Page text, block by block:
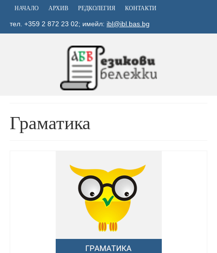
НАЧАЛО АРХИВ РЕДКОЛЕГИЯ КОНТАКТИ
тел. +359 2 872 23 02; имейл: ibl@ibl.bas.bg
Граматика